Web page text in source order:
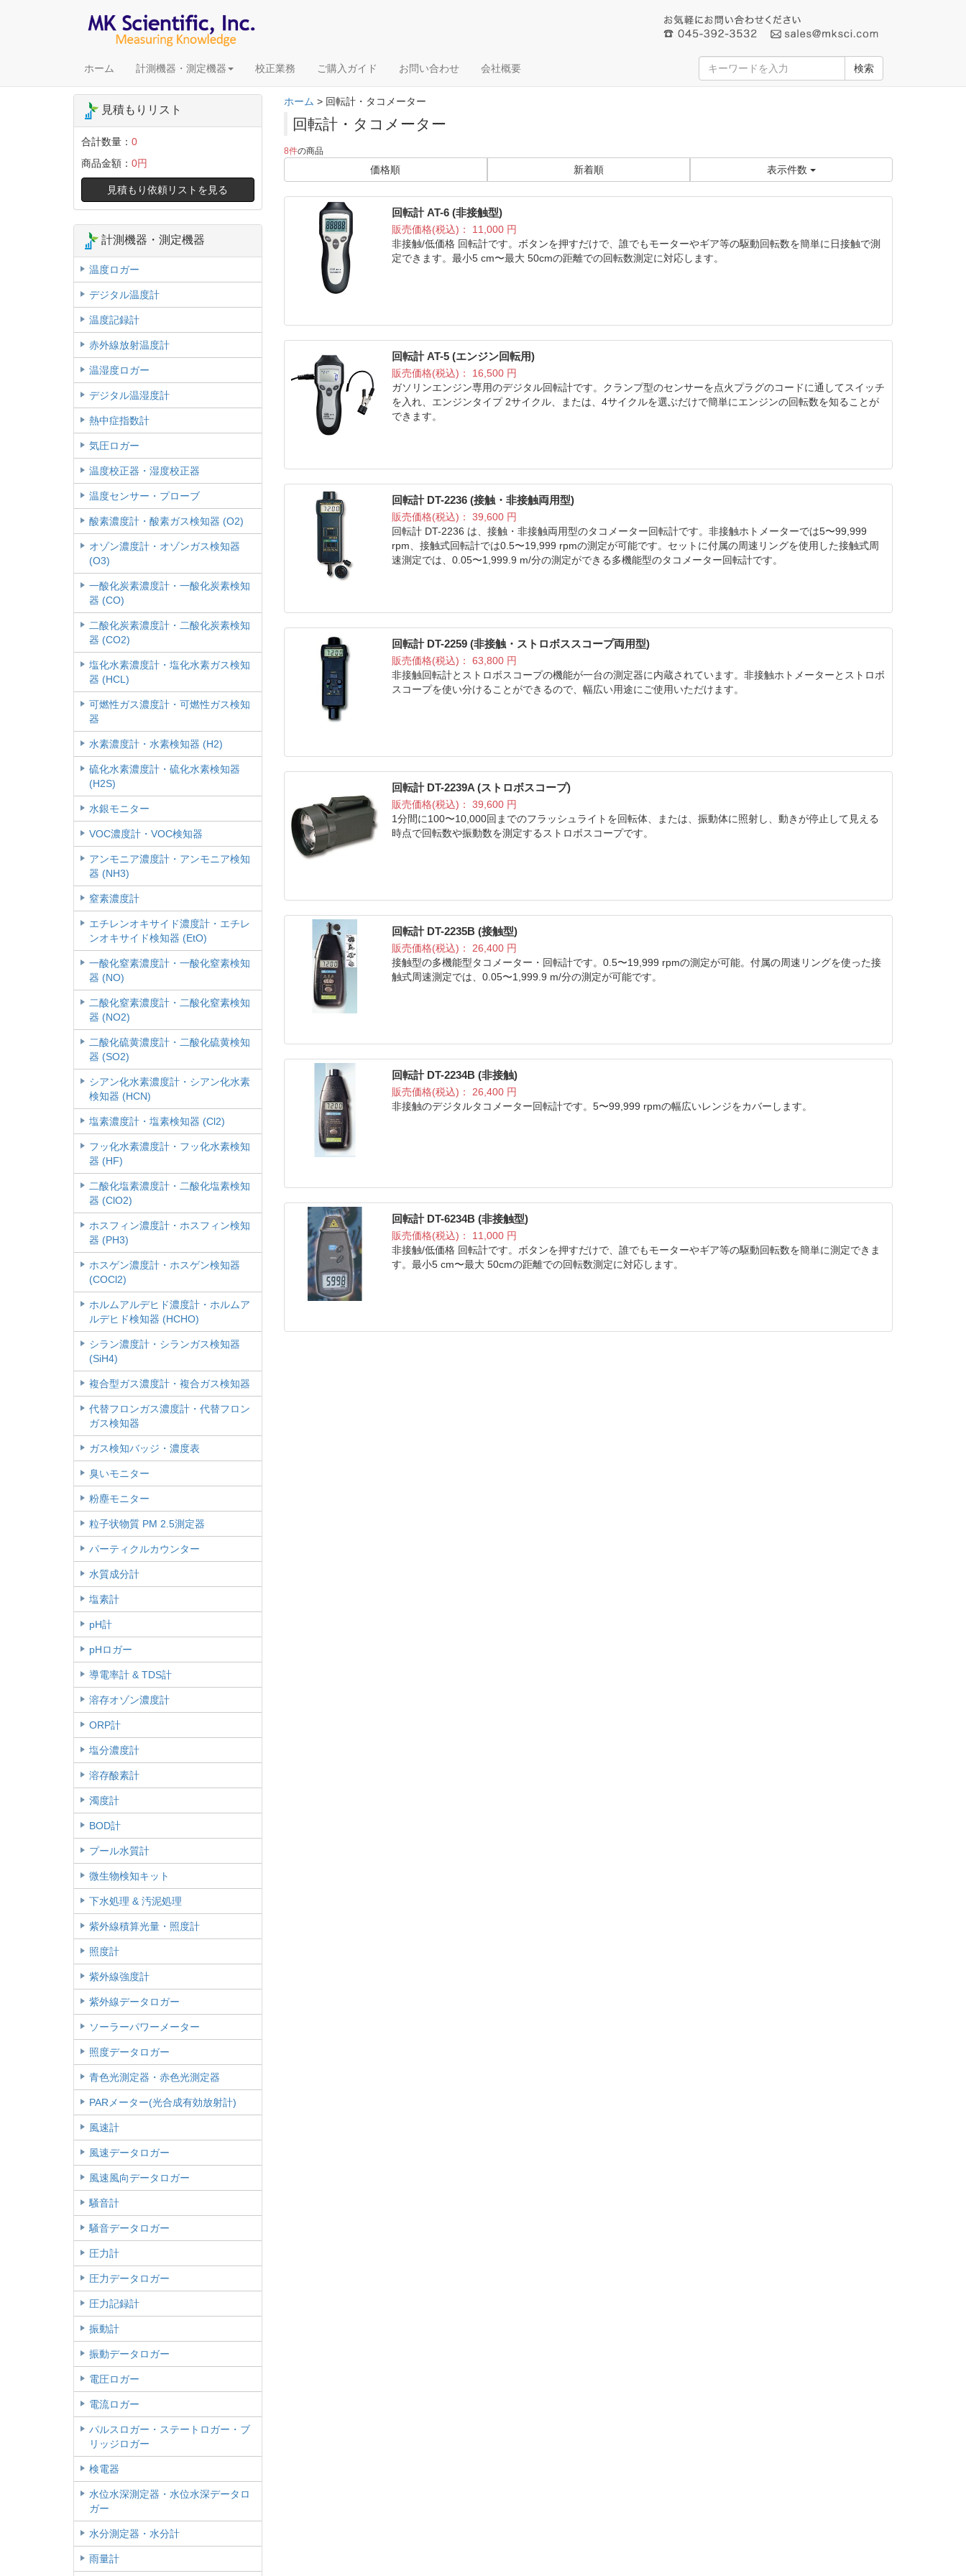
ホーム 計測機器・測定機器 校正業務 ご購入ガイド お問い合わせ 会社概要 検索
ホーム > 回転計・タコメーター
回転計・タコメーター
8件の商品
価格順 新着順 表示件数
回転計 AT-6 (非接触型)
販売価格(税込)： 11,000 円
非接触/低価格 回転計です。ボタンを押すだけで、誰でもモーターやギア等の駆動回転数を簡単に日接触で測
定できます。最小5 cm〜最大 50cmの距離での回転数測定に対応します。
回転計 AT-5 (エンジン回転用)
販売価格(税込)： 16,500 円
ガソリンエンジン専用のデジタル回転計です。クランプ型のセンサーを点火プラグのコードに通してスイッチ
を入れ、エンジンタイプ 2サイクル、または、4サイクルを選ぶだけで簡単にエンジンの回転数を知ることが
できます。
回転計 DT-2236 (接触・非接触両用型)
販売価格(税込)：39,600 円
回転計 DT-2236 は、接触・非接触両用型のタコメーター回転計です。非接触ホトメーターでは5〜99,999
rpm、接触式回転計では0.5〜19,999 rpmの測定が可能です。セットに付属の周速リングを使用した接触式周
速測定では、0.05〜1,999.9 m/分の測定ができる多機能型のタコメーター回転計です。
回転計 DT-2259 (非接触・ストロボススコープ両用型)
販売価格(税込)：63,800 円
非接触回転計とストロボスコープの機能が一台の測定器に内蔵されています。非接触ホトメーターとストロボ
スコープを使い分けることができるので、幅広い用途にご使用いただけます。
回転計 DT-2239A (ストロボスコープ)
販売価格(税込)：39,600 円
1分間に100〜10,000回までのフラッシュライトを回転体、または、振動体に照射し、動きが停止して見える
時点で回転数や振動数を測定するストロボスコープです。
回転計 DT-2235B (接触型)
販売価格(税込)： 26,400 円
接触型の多機能型タコメーター・回転計です。0.5〜19,999 rpmの測定が可能。付属の周速リングを使った接
触式周速測定では、0.05〜1,999.9 m/分の測定が可能です。
回転計 DT-2234B (非接触)
販売価格(税込)： 26,400 円
非接触のデジタルタコメーター回転計です。5〜99,999 rpmの幅広いレンジをカバーします。
回転計 DT-6234B (非接触型)
販売価格(税込)： 11,000 円
非接触/低価格 回転計です。ボタンを押すだけで、誰でもモーターやギア等の駆動回転数を簡単に測定できま
す。最小5 cm〜最大 50cmの距離での回転数測定に対応します。
見積もりリスト
合計数量： 0
商品金額： 0円
見積もり依頼リストを見る
計測機器・測定機器
温度ロガー
デジタル温度計
温度記録計
赤外線放射温度計
温湿度ロガー
デジタル温湿度計
熱中症指数計
気圧ロガー
温度校正器・湿度校正器
温度センサー・プローブ
酸素濃度計・酸素ガス検知器 (O2)
オゾン濃度計・オゾンガス検知器
(O3)
一酸化炭素濃度計・一酸化炭素検知
器 (CO)
二酸化炭素濃度計・二酸化炭素検知
器 (CO2)
塩化水素濃度計・塩化水素ガス検知
器 (HCL)
可燃性ガス濃度計・可燃性ガス検知
器
水素濃度計・水素検知器 (H2)
硫化水素濃度計・硫化水素検知器
(H2S)
水銀モニター
VOC濃度計・VOC検知器
アンモニア濃度計・アンモニア検知
器 (NH3)
窒素濃度計
エチレンオキサイド濃度計・エチレ
ンオキサイド検知器 (EtO)
一酸化窒素濃度計・一酸化窒素検知
器 (NO)
二酸化窒素濃度計・二酸化窒素検知
器 (NO2)
二酸化硫黄濃度計・二酸化硫黄検知
器 (SO2)
シアン化水素濃度計・シアン化水素
検知器 (HCN)
塩素濃度計・塩素検知器 (Cl2)
フッ化水素濃度計・フッ化水素検知
器 (HF)
二酸化塩素濃度計・二酸化塩素検知
器 (ClO2)
ホスフィン濃度計・ホスフィン検知
器 (PH3)
ホスゲン濃度計・ホスゲン検知器
(COCl2)
ホルムアルデヒド濃度計・ホルムア
ルデヒド検知器 (HCHO)
シラン濃度計・シランガス検知器
(SiH4)
複合型ガス濃度計・複合ガス検知器
代替フロンガス濃度計・代替フロン
ガス検知器
ガス検知バッジ・濃度表
臭いモニター
粉塵モニター
粒子状物質 PM 2.5測定器
パーティクルカウンター
水質成分計
塩素計
pH計
pHロガー
導電率計 & TDS計
溶存オゾン濃度計
ORP計
塩分濃度計
溶存酸素計
濁度計
BOD計
プール水質計
微生物検知キット
下水処理 & 汚泥処理
紫外線積算光量・照度計
照度計
紫外線強度計
紫外線データロガー
ソーラーパワーメーター
照度データロガー
青色光測定器・赤色光測定器
PARメーター(光合成有効放射計)
風速計
風速データロガー
風速風向データロガー
騒音計
騒音データロガー
圧力計
圧力データロガー
圧力記録計
振動計
振動データロガー
電圧ロガー
電流ロガー
パルスロガー・ステートロガー・ブ
リッジロガー
検電器
水位水深測定器・水位水深データロ
ガー
水分測定器・水分計
雨量計